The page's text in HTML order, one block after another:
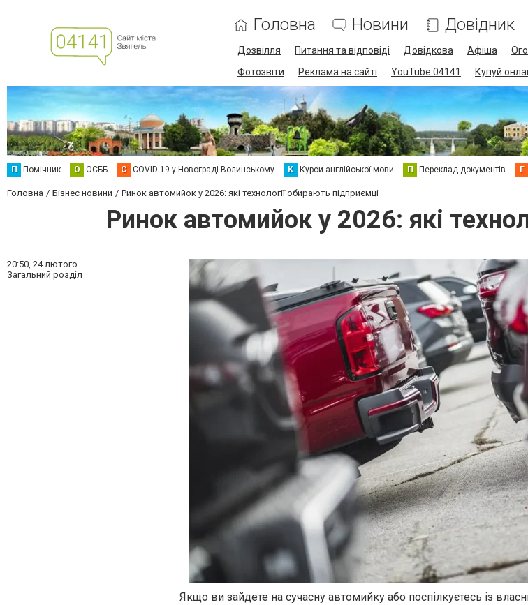
Головна Новини Довідник
Дозвілля Питання та відповіді Довідкова Афіша
Фотозвіти
Реклама на сайті YouTube 04141 Купуй
П Помічник О ОСББ C COVID-19 у Новограді-Волинському К Курси англійської мови П Переклад документів Г
Головна Бізнес новини Ринок автомийок у 2026: які технології обирають підприємці
Ринок автомийок у 2026: які
20:50, 24 лютого
Загальний розділ
Якщо ви зайдете на сучасну автомийку або поспілкуєтесь із